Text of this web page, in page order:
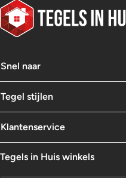
Snel naar
Tegel stijlen
Klantenservice
Tegels in Huis winkels